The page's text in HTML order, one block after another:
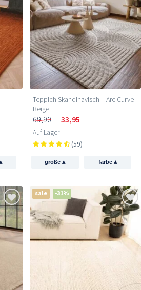
Teppich Skandinavisch – Arc Curve
Beige
69,90 33,95
Auf Lager
(59)
größe▴ farbe ▴
sale -31%